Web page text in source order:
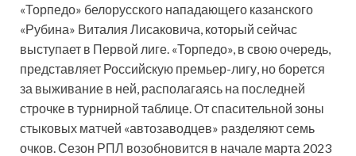
«Торпедо» белорусского нападающего казанского
«Рубина» Виталия Лисаковича, который сейчас
выступает в Первой лиге. «Торпедо», в свою очередь,
представляет Российскую премьер-лигу, но борется
за выживание в ней, располагаясь на последней
строчке в турнирной таблице. От спасительной зоны
стыковых матчей «автозаводцев» разделяют семь
очков. Сезон РПЛ возобновится в начале марта 2023